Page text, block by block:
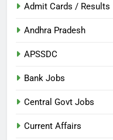
Admit Cards / Results
Andhra Pradesh
APSSDC
Bank Jobs
Central Govt Jobs
Current Affairs